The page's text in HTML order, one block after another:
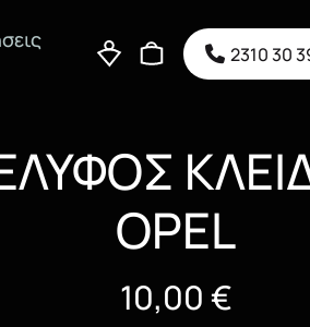
2310 30
OPEL
10,00 €